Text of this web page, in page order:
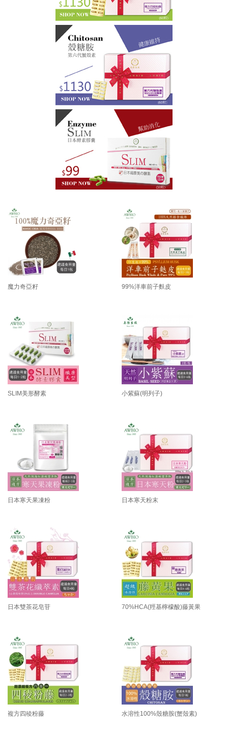
魔力奇亞籽 99%洋車前子麩皮
SLIM美形酵素 小紫蘇(明列子)
日本寒天果凍粉 日本寒天粉末
日本雙茶花皂苷 70%HCA(羥基檸檬酸)藤黃果
複方四稜粉藤 水溶性100%殼糖胺(蟹殼素)